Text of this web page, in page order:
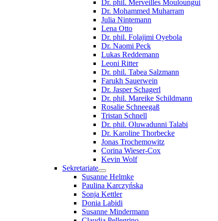
Dr. phil. Merveilles Mouloungui
Dr. Mohammed Muharram
Julia Nintemann
Lena Otto
Dr. phil. Folajimi Oyebola
Dr. Naomi Peck
Lukas Reddemann
Leoni Ritter
Dr. phil. Tabea Salzmann
Farukh Sauerwein
Dr. Jasper Schagerl
Dr. phil. Mareike Schildmann
Rosalie Schneegaß
Tristan Schnell
Dr. phil. Oluwadunni Talabi
Dr. Karoline Thorbecke
Jonas Trochemowitz
Corina Wieser-Cox
Kevin Wolf
Sekretariate
Susanne Helmke
Paulina Karczyńska
Sonja Kettler
Donia Labidi
Susanne Mindermann